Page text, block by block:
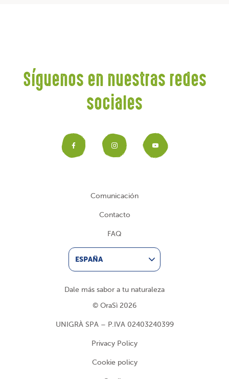
Síguenos en nuestras redes
sociales
Facebook
Instagram
Comunicación
Contacto
FAQ
ESPAÑA
Dale más sabor a tu naturaleza
© OraSì 2026
UNIGRÀ SPA – P.IVA 02403240399
Privacy Policy
Cookie policy